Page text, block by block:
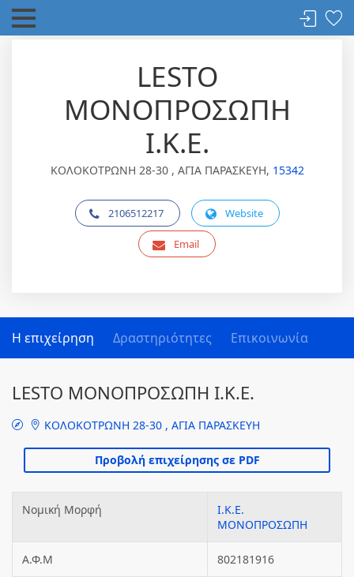
LESTO
ΜΟΝΟΠΡΟΣΩΠΗ
Ι.Κ.Ε.
ΚΟΛΟΚΟΤΡΩΝΗ 28-30 , ΑΓΙΑ ΠΑΡΑΣΚΕΥΗ, 15342
2106512217 Website
Email
Η επιχείρηση Δραστηριότητες Επικοινωνία
LESTO ΜΟΝΟΠΡΟΣΩΠΗ Ι.Κ.Ε.
ΚΟΛΟΚΟΤΡΩΝΗ 28-30 , ΑΓΙΑ ΠΑΡΑΣΚΕΥΗ
Νομική Μορφή
Ι.Κ.Ε.
ΜΟΝΟΠΡΟΣΩΠΗ
Α.Φ.Μ 802181916